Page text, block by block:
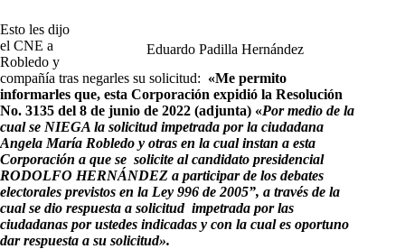
Eduardo Padilla Hernández
Esto les dijo
el CNE a
Robledo y
compañía tras negarles su solicitud: «Me permito
informarles que, esta Corporación expidió la Resolución
No. 3135 del 8 de junio de 2022 (adjunta) «Por medio de la
cual se NIEGA la solicitud impetrada por la ciudadana
Angela María Robledo y otras en la cual instan a esta
Corporación a que se solicite al candidato presidencial
RODOLFO HERNÁNDEZ a participar de los debates
electorales previstos en la Ley 996 de 2005”, a través de la
cual se dio respuesta a solicitud impetrada por las
ciudadanas por ustedes indicadas y con la cual es oportuno
dar respuesta a su solicitud».